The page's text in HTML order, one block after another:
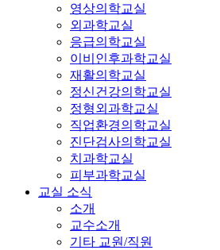
영상의학교실
외과학교실
응급의학교실
이비인후과학교실
재활의학교실
정신건강의학교실
정형외과학교실
직업환경의학교실
진단검사의학교실
치과학교실
피부과학교실
교실 소식
소개
교수소개
기타 교원/직원